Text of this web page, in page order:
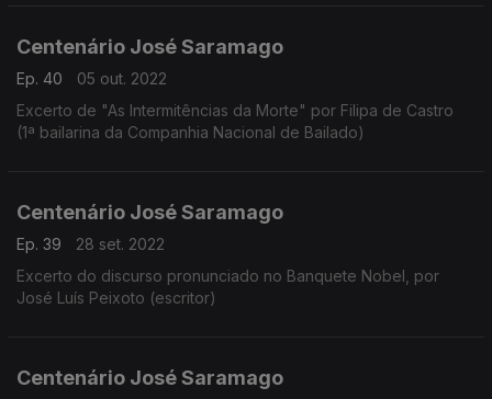
Centenário José Saramago
Ep. 40
05 out. 2022
Excerto de "As Intermitências da Morte" por Filipa de Castro
(1ª bailarina da Companhia Nacional de Bailado)
Centenário José Saramago
Ep. 39
28 set. 2022
Excerto do discurso pronunciado no Banquete Nobel, por
José Luís Peixoto (escritor)
Centenário José Saramago